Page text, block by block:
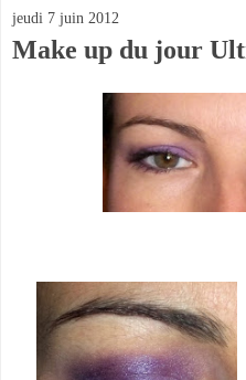
jeudi 7 juin 2012
Make up du jour